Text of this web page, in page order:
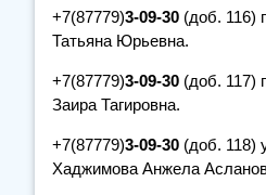
+7(87779)3-09-30 (доб. 116)
Татьяна Юрьевна.
+7(87779)3-09-30 (доб. 117)
Заира Тагировна.
+7(87779)3-09-30 (доб. 118)
Хаджимова Анжела